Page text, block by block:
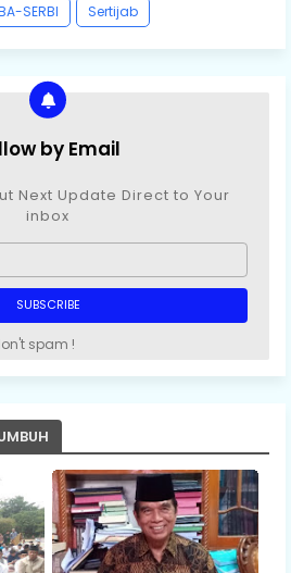
SERBI Sertijab
by Email
Next Update Direct to Your
inbox
spam !